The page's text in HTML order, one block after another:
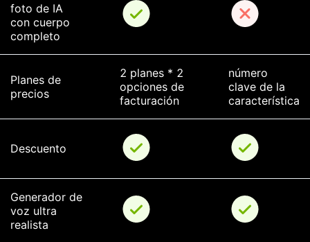
foto de IA
con cuerpo
completo
Planes de
precios
2 planes * 2
opciones de
facturación
número
clave de la
característica
Descuento
Generador de
voz ultra
realista